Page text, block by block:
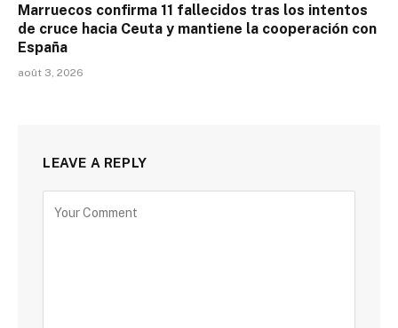
Marruecos confirma 11 fallecidos tras los intentos
de cruce hacia Ceuta y mantiene la cooperación con
España
août 3, 2026
LEAVE A REPLY